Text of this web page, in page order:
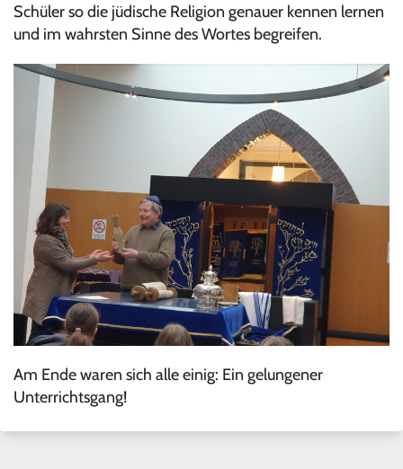
Schüler so die jüdische Religion genauer kennen lernen
und im wahrsten Sinne des Wortes begreifen.
Am Ende waren sich alle einig: Ein gelungener
Unterrichtsgang!